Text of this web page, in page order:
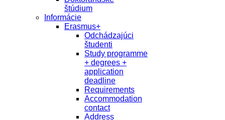
štúdium
Informácie
Erasmus+
Odchádzajúci
študenti
Study programme
+ degrees +
application
deadline
Requirements
Accommodation
contact
Address